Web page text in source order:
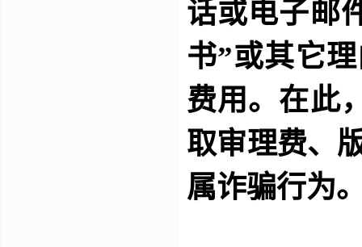
话或电子邮
书”或其它
费用。在此
取审理费、
属诈骗行为